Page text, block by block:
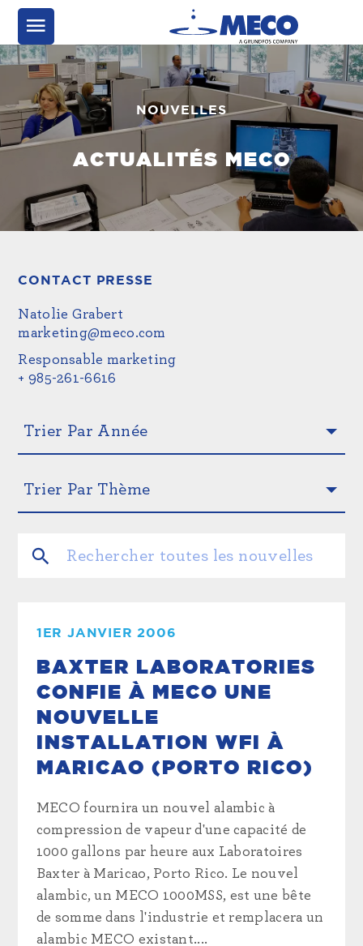
NOUVELLES
ACTUALITÉS MECO
CONTACT PRESSE
Natolie Grabert
marketing@meco.com
Responsable marketing
+ 985-261-6616
1ER JANVIER 2006
BAXTER LABORATORIES
CONFIE À MECO UNE
NOUVELLE
INSTALLATION WFI À
MARICAO (PORTO RICO)
MECO fournira un nouvel alambic à
compression de vapeur d'une capacité de
1000 gallons par heure aux Laboratoires
Baxter à Maricao, Porto Rico. Le nouvel
alambic, un MECO 1000MSS, est une bête
de somme dans l'industrie et remplacera un
alambic MECO existant....